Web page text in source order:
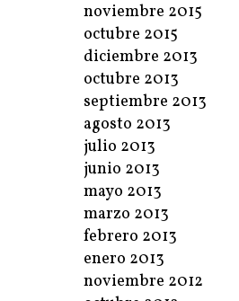
noviembre 2015
octubre 2015
diciembre 2013
octubre 2013
septiembre 2013
agosto 2013
julio 2013
junio 2013
mayo 2013
marzo 2013
febrero 2013
enero 2013
noviembre 2012